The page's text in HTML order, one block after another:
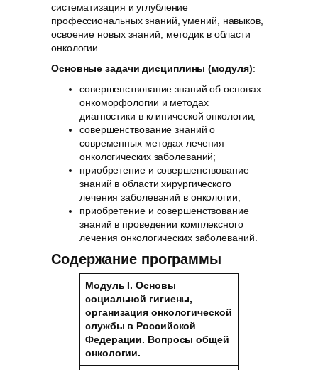
систематизация и углубление
профессиональных знаний, умений, навыков,
освоение новых знаний, методик в области
онкологии.
Основные задачи дисциплины (модуля):
совершенствование знаний об основах
онкоморфологии и методах
диагностики в клинической онкологии;
совершенствование знаний о
современных методах лечения
онкологических заболеваний;
приобретение и совершенствование
знаний в области хирургического
лечения заболеваний в онкологии;
приобретение и совершенствование
знаний в проведении комплексного
лечения онкологических заболеваний.
Содержание программы
Модуль I. Основы
социальной гигиены,
организация онкологической
службы в Российской
Федерации. Вопросы общей
онкологии.